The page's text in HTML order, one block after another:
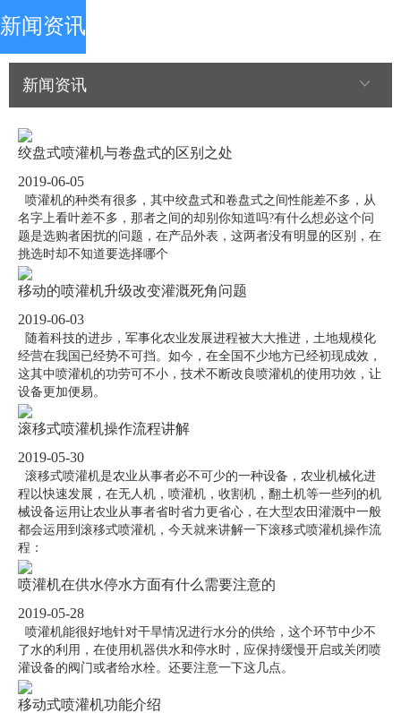
新闻资讯
新闻资讯
绞盘式喷灌机与卷盘式的区别之处
2019-06-05
喷灌机的种类有很多，其中绞盘式和卷盘式之间性能差不多，从
名字上看叶差不多，那者之间的却别你知道吗?有什么想必这个问
题是选购者困扰的问题，在产品外表，这两者没有明显的区别，在
挑选时却不知道要选择哪个
移动的喷灌机升级改变灌溉死角问题
2019-06-03
随着科技的进步，军事化农业发展进程被大大推进，土地规模化
经营在我国已经势不可挡。如今，在全国不少地方已经初现成效，
这其中喷灌机的功劳可不小，技术不断改良喷灌机的使用功效，让
设备更加便易。
滚移式喷灌机操作流程讲解
2019-05-30
滚移式喷灌机是农业从事者必不可少的一种设备，农业机械化进
程以快速发展，在无人机，喷灌机，收割机，翻土机等一些列的机
械设备运用让农业从事者省时省力更省心，在大型农田灌溉中一般
都会运用到滚移式喷灌机，今天就来讲解一下滚移式喷灌机操作流
程：
喷灌机在供水停水方面有什么需要注意的
2019-05-28
喷灌机能很好地针对干旱情况进行水分的供给，这个环节中少不
了水的利用，在使用机器供水和停水时，应保持缓慢开启或关闭喷
灌设备的阀门或者给水栓。还要注意一下这几点。
移动式喷灌机功能介绍